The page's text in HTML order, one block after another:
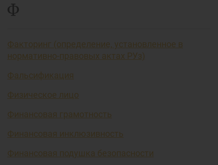
Ф
Факторинг (определение, установленное в
нормативно-правовых актах РУз)
Фальсификация
Физическое лицо
Финансовая грамотность
Финансовая инклюзивность
Финансовая подушка безопасности